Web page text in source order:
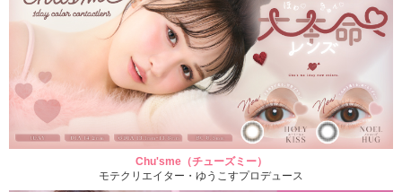
Chu'sme（チューズミー）
モテクリエイター・ゆうこすプロデュース